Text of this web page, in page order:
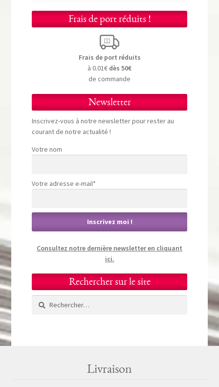
Frais de port réduits !
Frais de port réduits
à 0.01€ dès 50€
de commande
Newsletter
Inscrivez-vous à notre newsletter pour rester au
courant de notre actualité !
Votre nom
Votre adresse e-mail*
Consultez notre dernière newsletter en cliquant
ici.
Rechercher sur le site
Rechercher :
Livraison